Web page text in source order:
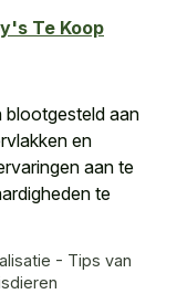
Te Koop
aan
en
aan te
te
- Tips van